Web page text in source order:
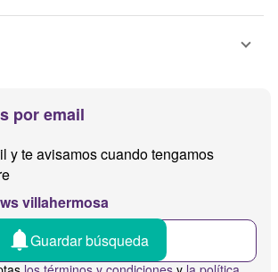
por email
y te avisamos cuando tengamos
villahermosa
Guardar búsqueda